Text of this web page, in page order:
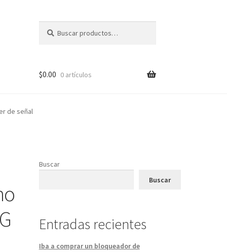
por:
$0.00 0 artículos
de señal
Buscar
Buscar
Entradas recientes
Iba a comprar un bloqueador de